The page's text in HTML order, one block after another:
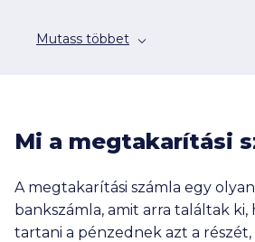
Mutass többet
Mi a megtakarítási
A megtakarítási számla egy
bankszámla, amit arra találtak
tartani a pénzednek azt a